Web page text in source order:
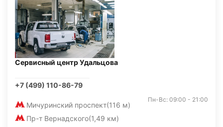
Сервисный центр Удальцова
+7 (499) 110-86-79
Мичуринский проспект(116 м)
Пр-т Вернадского(1,49 км)
Пн-Вс: 09:00 - 21:00